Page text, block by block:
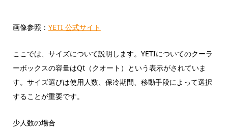
画像参照： YETI 公式サイト
ここでは、サイズについて説明します。YETIについてのクーラ
ーボックスの容量はQt（クオート）という表示がされていま
す。サイズ選びは使用人数、保冷期間、移動手段によって選択
することが重要です。
少人数の場合